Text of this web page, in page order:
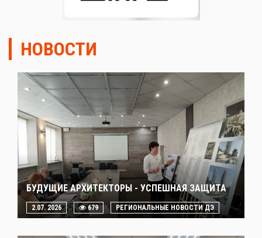
НОВОСТИ
БУДУЩИЕ АРХИТЕКТОРЫ - УСПЕШНАЯ ЗАЩИТА
2.07. 2026 679 РЕГИОНАЛЬНЫЕ НОВОСТИ ДЭ